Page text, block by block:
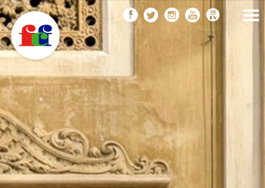
Vés
al
contingut
FEDERACIÓ CATALANA
DE FOTOGRAFIA
F
C
F